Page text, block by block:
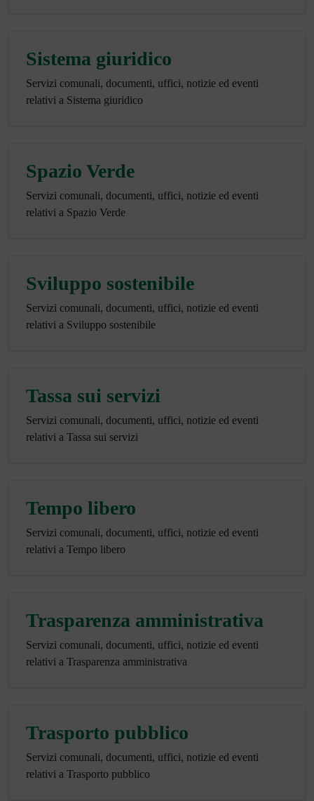
Sistema giuridico
Servizi comunali, documenti, uffici, notizie ed eventi
relativi a Sistema giuridico
Spazio Verde
Servizi comunali, documenti, uffici, notizie ed eventi
relativi a Spazio Verde
Sviluppo sostenibile
Servizi comunali, documenti, uffici, notizie ed eventi
relativi a Sviluppo sostenibile
Tassa sui servizi
Servizi comunali, documenti, uffici, notizie ed eventi
relativi a Tassa sui servizi
Tempo libero
Servizi comunali, documenti, uffici, notizie ed eventi
relativi a Tempo libero
Trasparenza amministrativa
Servizi comunali, documenti, uffici, notizie ed eventi
relativi a Trasparenza amministrativa
Trasporto pubblico
Servizi comunali, documenti, uffici, notizie ed eventi
relativi a Trasporto pubblico